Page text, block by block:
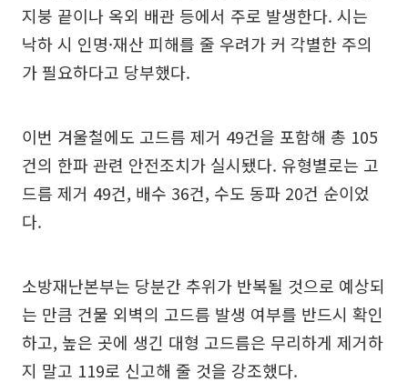
지붕 끝이나 옥외 배관 등에서 주로 발생한다. 시는
낙하 시 인명·재산 피해를 줄 우려가 커 각별한 주의
가 필요하다고 당부했다.
이번 겨울철에도 고드름 제거 49건을 포함해 총 105
건의 한파 관련 안전조치가 실시됐다. 유형별로는 고
드름 제거 49건, 배수 36건, 수도 동파 20건 순이었
다.
소방재난본부는 당분간 추위가 반복될 것으로 예상되
는 만큼 건물 외벽의 고드름 발생 여부를 반드시 확인
하고, 높은 곳에 생긴 대형 고드름은 무리하게 제거하
지 말고 119로 신고해 줄 것을 강조했다.